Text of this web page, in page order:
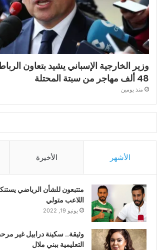
وزير الخارجية الإسباني يشيد بتعاون
48 ألف مهاجر من سبتة المحتلة
منذ يومين
الأشهر الأخيرة
متتبعون للشأن الرياضي
اللاعب متولي
يونيو 19, 2022
وثيقة.. سكينة درابيل غير
التعليمية ببني ملال